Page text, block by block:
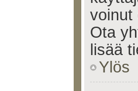
voinut
Ota
lisää
Ylös